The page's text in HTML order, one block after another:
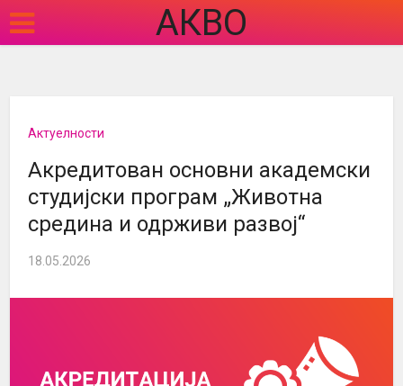
АКВО
Актуелности
Акредитован основни академски
студијски програм „Животна
средина и одрживи развој“
18.05.2026